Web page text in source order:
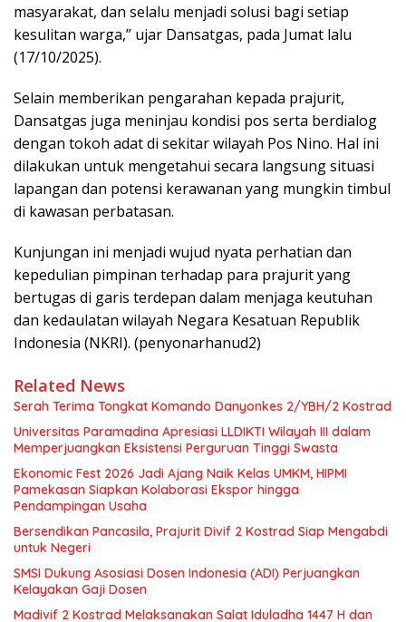
masyarakat, dan selalu menjadi solusi bagi setiap
kesulitan warga,” ujar Dansatgas, pada Jumat lalu
(17/10/2025).
Selain memberikan pengarahan kepada prajurit,
Dansatgas juga meninjau kondisi pos serta berdialog
dengan tokoh adat di sekitar wilayah Pos Nino. Hal ini
dilakukan untuk mengetahui secara langsung situasi
lapangan dan potensi kerawanan yang mungkin timbul
di kawasan perbatasan.
Kunjungan ini menjadi wujud nyata perhatian dan
kepedulian pimpinan terhadap para prajurit yang
bertugas di garis terdepan dalam menjaga keutuhan
dan kedaulatan wilayah Negara Kesatuan Republik
Indonesia (NKRI). (penyonarhanud2)
Related News
Serah Terima Tongkat Komando Danyonkes 2/YBH/2 Kostrad
Universitas Paramadina Apresiasi LLDIKTI Wilayah III dalam
Memperjuangkan Eksistensi Perguruan Tinggi Swasta
Ekonomic Fest 2026 Jadi Ajang Naik Kelas UMKM, HIPMI
Pamekasan Siapkan Kolaborasi Ekspor hingga
Pendampingan Usaha
Bersendikan Pancasila, Prajurit Divif 2 Kostrad Siap Mengabdi
untuk Negeri
SMSI Dukung Asosiasi Dosen Indonesia (ADI) Perjuangkan
Kelayakan Gaji Dosen
Madivif 2 Kostrad Melaksanakan Salat Iduladha 1447 H dan